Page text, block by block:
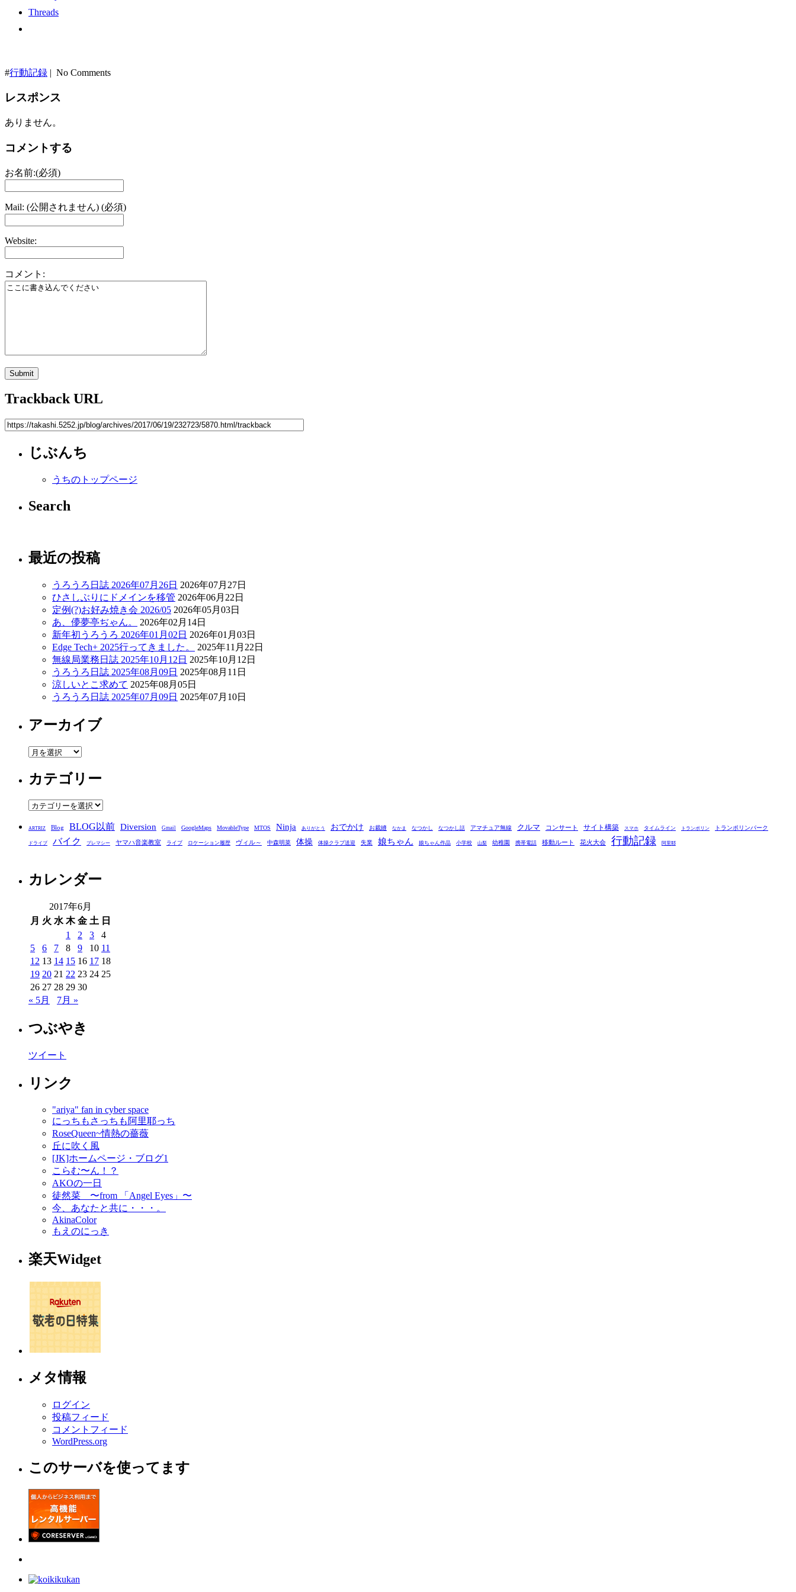
Threads
#行動記録 | No Comments
レスポンス
ありません。
コメントする
お名前:(必須)
Mail: (公開されません) (必須)
Website:
コメント:
Trackback URL
じぶんち
うちのトップページ
Search
最近の投稿
うろうろ日誌 2026年07月26日 2026年07月27日
ひさしぶりにドメインを移管 2026年06月22日
定例(?)お好み焼き会 2026/05 2026年05月03日
あ、儚夢亭ぢゃん。
2026年02月14日
新年初うろうろ 2026年01月02日 2026年01月03日
Edge Tech+ 2025行ってきました。
2025年11月22日
無線局業務日誌 2025年10月12日 2025年10月12日
うろうろ日誌 2025年08月09日 2025年08月11日
涼しいとこ求めて 2025年08月05日
うろうろ日誌 2025年07月09日 2025年07月10日
アーカイブ
ア
カ
イ
ブ
カテゴリー
カ
ゴ
リ
ARTRIZ Blog BLOG以前 Diversion Gmail GoogleMaps MovableType MTOS Ninja ありがとう おでかけ お裁縫 なかま なつかし なつかし話 アマチュア無線 クルマ コンサート サイト構築 スマホ タイムライン トランポリン トランポリンパーク
ドライブ バイク プレマシー ヤマハ音楽教室 ライブ ロケーション履歴 ヴィル～ 中森明菜 体操 体操クラブ送迎 失業 娘ちゃん 娘ちゃん作品 小学校 山梨 幼稚園 携帯電話 移動ルート 花火大会 行動記録 阿里耶
カレンダー
2017年6月
月 火 水 木 金 土 日
1
2 3
4
5
6 7 8 9 10 11
12 13 14 15 16 17 18
19 20 21 22 23 24 25
26 27 28 29 30
« 5月
7月 »
つぶやき
ツイート
リンク
"ariya" fan in cyber space
にっちもさっちも阿里耶っち
RoseQueen~情熱の薔薇
丘に吹く風
[JK]ホームページ・ブログ1
こらむ〜ん！？
AKOの一日
徒然菜 〜from 「Angel Eyes」〜
今、あなたと共に・・・。
AkinaColor
もえのにっき
楽天Widget
メタ情報
ログイン
投稿フィード
コメントフィード
WordPress.org
このサーバを使ってます